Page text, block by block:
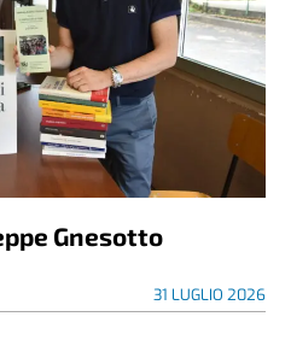
Gnesotto
31 LUGLIO 2026